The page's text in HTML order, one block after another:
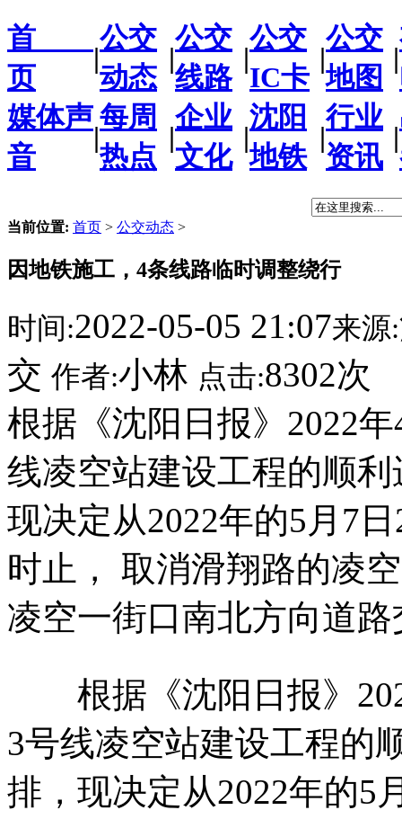
首
页
|
公交
动态
|
公交
线路
|
公交
IC卡
|
公交
地图
|
媒体声
音
|
每周
热点
|
企业
文化
|
沈阳
地铁
|
行业
资讯
|
当前位置: 首页 > 公交动态 >
因地铁施工，4条线路临时调整绕行
时间:2022-05-05 21:07来源:
交 作者:小林 点击:8302次
根据《沈阳日报》2022
线凌空站建设工程的顺
现决定从2022年的5月7
时止， 取消滑翔路的凌
凌空一街口南北方向道
根据《沈阳日报》
3号线凌空站建设工程的
排，现决定从2022年的5